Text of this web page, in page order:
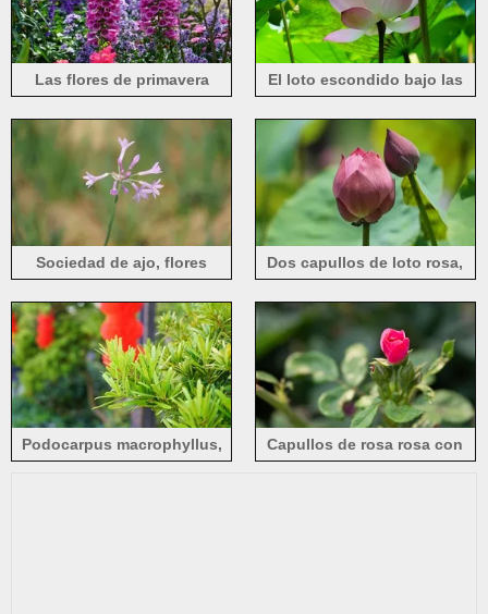
Las flores de primavera
moradas
El loto escondido bajo las
color rosa claro.
Sociedad de ajo, flores
Dos capullos de loto rosa,
Podocarpus macrophyllus,
Capullos de rosa rosa con